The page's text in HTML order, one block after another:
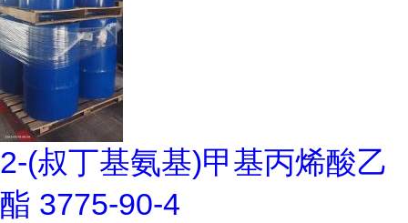
2-(叔丁基氨基)甲基丙烯酸乙
酯 3775-90-4